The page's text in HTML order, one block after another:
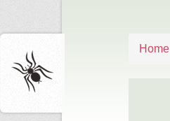
Home